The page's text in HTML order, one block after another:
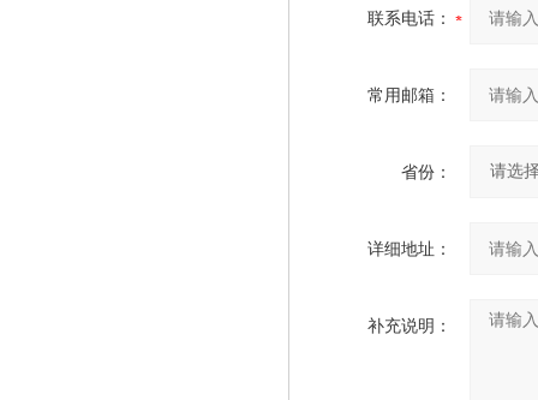
联系电话：
常用邮箱：
省份：
详细地址：
补充说明：